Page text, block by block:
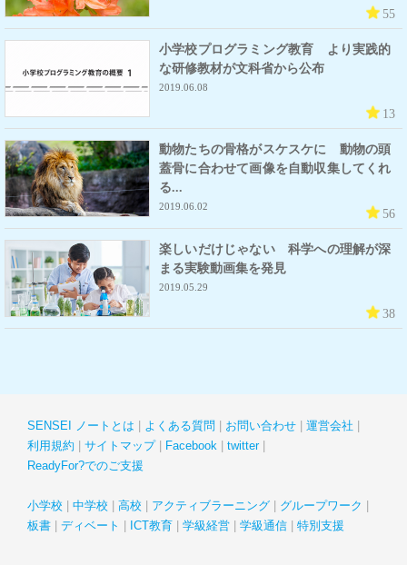
55
小学校プログラミング教育 より実践的
な研修教材が文科省から公布
2019.06.08
13
動物たちの骨格がスケスケに 動物の頭
蓋骨に合わせて画像を自動収集してくれ
る...
2019.06.02
56
楽しいだけじゃない 科学への理解が深
まる実験動画集を発見
2019.05.29
38
SENSEI ノートとは よくある質問 お問い合わせ
運営会社
利用規約
サイトマップ Facebook
twitter
ReadyFor?でのご支援
小学校 中学校 高校 アクティブラーニング
グループワーク
板書
ディベート ICT教育 学級経営 学級通信 特別支援